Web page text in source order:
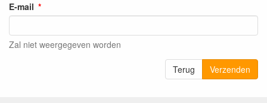
E-mail
Zal niet weergegeven worden
Terug Verzenden